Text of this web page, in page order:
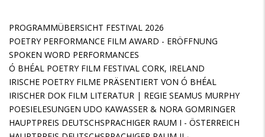
PROGRAMMÜBERSICHT FESTIVAL 2026
POETRY PERFORMANCE FILM AWARD - ERÖFFNUNG
SPOKEN WORD PERFORMANCES
Ó BHÉAL POETRY FILM FESTIVAL CORK, IRELAND
IRISCHE POETRY FILME PRÄSENTIERT VON Ó BHÉAL
IRISCHER DOK FILM LITERATUR | REGIE SEAMUS MURPHY
POESIELESUNGEN UDO KAWASSER & NORA GOMRINGER
HAUPTPREIS DEUTSCHSPRACHIGER RAUM I - ÖSTERREICH